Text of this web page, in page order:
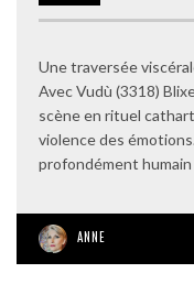
Une traversée
Avec Vudù (3318)
scène en rituel
violence des
profondément humain
ANNE